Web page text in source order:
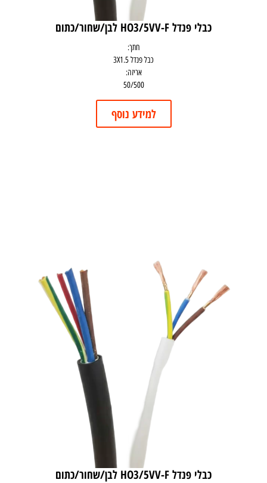
כבלי פנדל HO3/5VV-F לבן/שחור/כתום
חתך:
כבל פנדל 3X1.5
אריזה:
50/500
למידע נוסף
כבלי פנדל HO3/5VV-F לבן/שחור/כתום